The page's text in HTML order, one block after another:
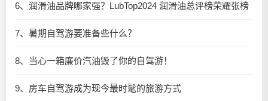
6、润滑油品牌哪家强？LubTop2024 润滑油总评榜荣耀张榜
7、暑期自驾游要准备些什么？
8、当心一箱廉价汽油毁了你的自驾游！
9、房车自驾游成为现今最时髦的旅游方式